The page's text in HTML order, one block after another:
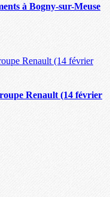
à Bogny-sur-Meuse
Renault (14 février